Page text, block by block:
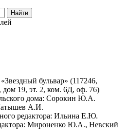
бульвар» (117246,
19, эт. 2, ком. 6Д, оф. 76)
дома: Сорокин Ю.А.
А.И.
редактора: Ильина Е.Ю.
Мироненко Ю.А., Невский